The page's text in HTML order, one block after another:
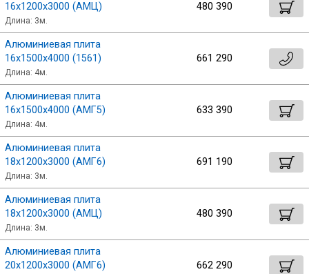
16х1200х3000 (АМЦ)
Длина: 3м.
480 390
Алюминиевая плита
16х1500х4000 (1561)
Длина: 4м.
661 290
Алюминиевая плита
16х1500х4000 (АМГ5)
Длина: 4м.
633 390
Алюминиевая плита
18х1200х3000 (АМГ6)
Длина: 3м.
691 190
Алюминиевая плита
18х1200х3000 (АМЦ)
Длина: 3м.
480 390
Алюминиевая плита
20х1200х3000 (АМГ6)
662 290